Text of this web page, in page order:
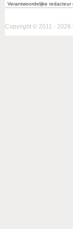
Verantwoordelijke
Copyright © 2011 - 2026